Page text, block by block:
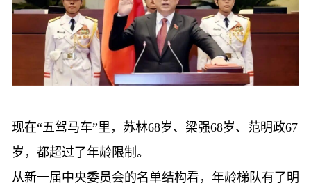
现在“五驾马车”里，苏林68岁、梁强68岁、范明政67
岁，都超过了年龄限制。
从新一届中央委员会的名单结构看，年龄梯队有了明